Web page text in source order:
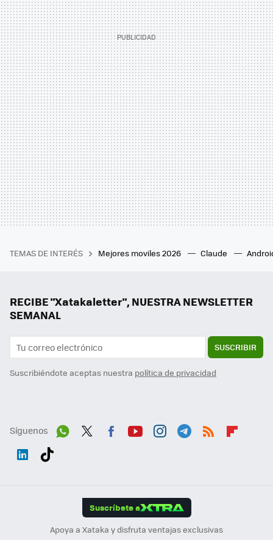
TEMAS DE INTERÉS Mejores moviles 2026 Claude
RECIBE "Xatakaletter", NUESTRA NEWSLETTER
SEMANAL
SUSCRIBIR
Suscribiéndote aceptas nuestra política de privacidad
Síguenos
Suscríbete a
Apoya a Xataka y disfruta ventajas exclusivas